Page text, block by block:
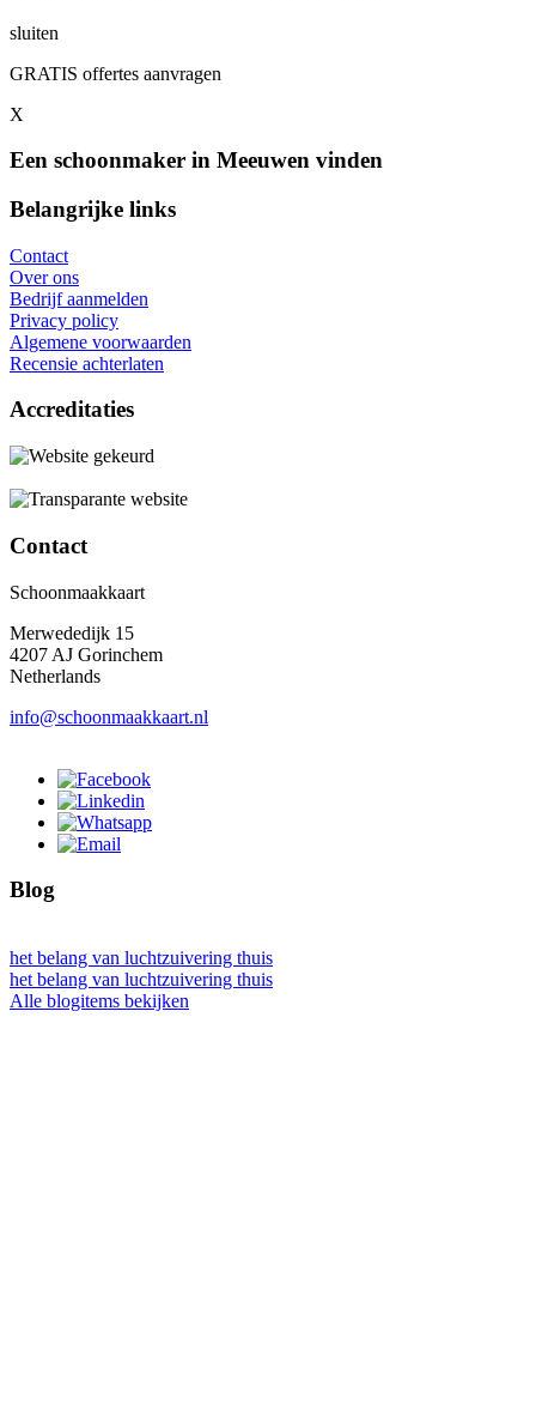
sluiten
GRATIS offertes aanvragen
X
Een schoonmaker in Meeuwen vinden
Belangrijke links
Contact
Over ons
Bedrijf aanmelden
Privacy policy
Algemene voorwaarden
Recensie achterlaten
Accreditaties
Contact
Schoonmaakkaart
Merwededijk 15
4207 AJ Gorinchem
Netherlands
info@schoonmaakkaart.nl
Blog
het belang van luchtzuivering thuis
het belang van luchtzuivering thuis
Alle blogitems bekijken